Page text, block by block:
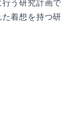
う研究計画で
着想を持つ研